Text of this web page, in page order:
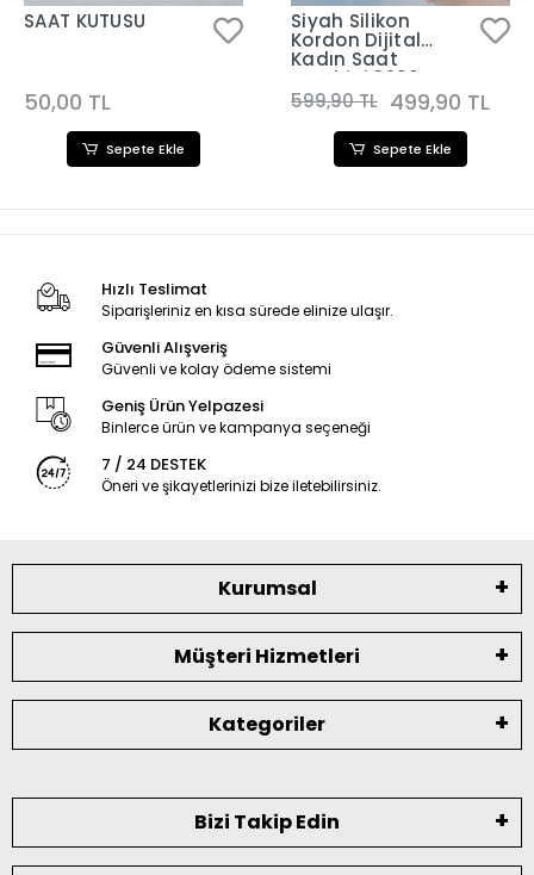
SAAT KUTUSU
50,00 TL
Sepete Ekle
Siyah Silikon
Kordon Dijital
Kadın Saat
Kombini 3290
599,90 TL 499,90 TL
Sepete Ekle
Hızlı Teslimat
Siparişleriniz en kısa sürede elinize ulaşır.
Güvenli Alışveriş
Güvenli ve kolay ödeme sistemi
Geniş Ürün Yelpazesi
Binlerce ürün ve kampanya seçeneği
7 / 24 DESTEK
Öneri ve şikayetlerinizi bize iletebilirsiniz.
Kurumsal
Müşteri Hizmetleri
Kategoriler
Bizi Takip Edin